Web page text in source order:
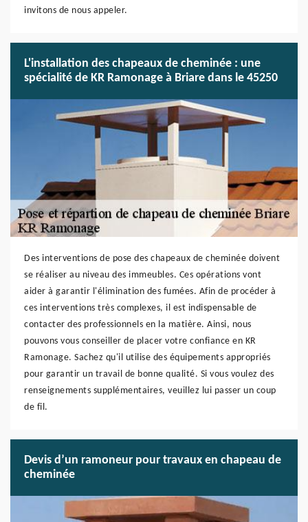
invitons de nous appeler.
L'installation des chapeaux de cheminée : une
spécialité de KR Ramonage à Briare dans le 45250
Des interventions de pose des chapeaux de cheminée doivent
se réaliser au niveau des immeubles. Ces opérations vont
aider à garantir l'élimination des fumées. Afin de procéder à
ces interventions très complexes, il est indispensable de
contacter des professionnels en la matière. Ainsi, nous
pouvons vous conseiller de placer votre confiance en KR
Ramonage. Sachez qu'il utilise des équipements appropriés
pour garantir un travail de bonne qualité. Si vous voulez des
renseignements supplémentaires, veuillez lui passer un coup
de fil.
Devis d’un ramoneur pour travaux en chapeau de
cheminée